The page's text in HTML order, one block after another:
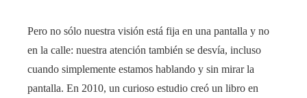
Pero no sólo nuestra visión está fija en una pantalla y no
en la calle: nuestra atención también se desvía, incluso
cuando simplemente estamos hablando y sin mirar la
pantalla. En 2010, un curioso estudio creó un libro en